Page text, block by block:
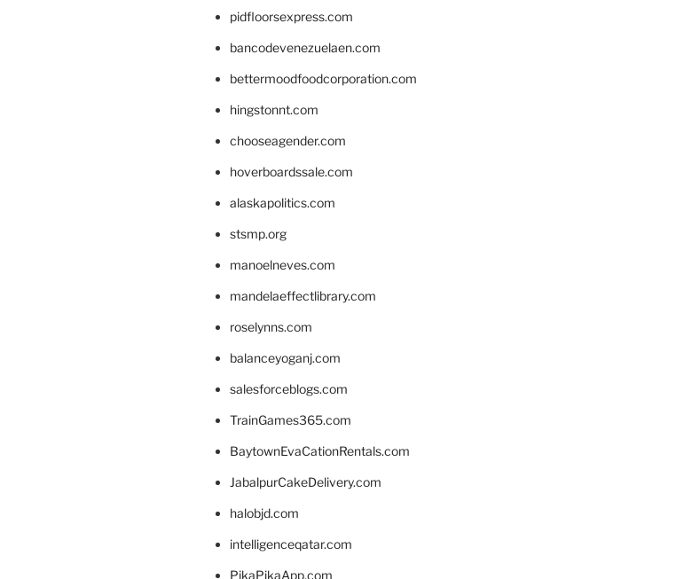
pidfloorsexpress.com
bancodevenezuelaen.com
bettermoodfoodcorporation.com
hingstonnt.com
chooseagender.com
hoverboardssale.com
alaskapolitics.com
stsmp.org
manoelneves.com
mandelaeffectlibrary.com
roselynns.com
balanceyoganj.com
salesforceblogs.com
TrainGames365.com
BaytownEvaCationRentals.com
JabalpurCakeDelivery.com
halobjd.com
intelligenceqatar.com
PikaPikaApp.com